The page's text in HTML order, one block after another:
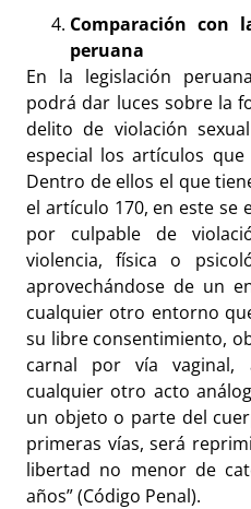
Comparación con
peruana
En la legislación
podrá dar luces sobre la
delito de violación
especial los artículos
Dentro de ellos el que
el artículo 170, en este se
por culpable de
violencia, física o
aprovechándose de un
cualquier otro entorno
su libre consentimiento,
carnal por vía
cualquier otro acto
un objeto o parte del
primeras vías, será
libertad no menor de
años” (Código Penal).